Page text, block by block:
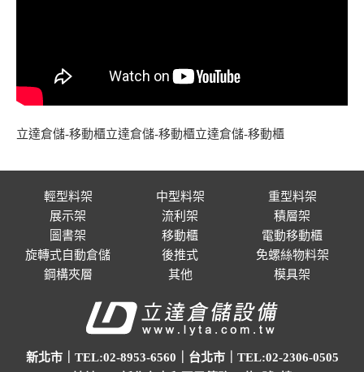
立達倉儲-移動櫃立達倉儲-移動櫃立達倉儲-移動櫃
輕型料架 中型料架
重型料架
展示架
流利架
積層架
圖書架
移動櫃
電動移動櫃
旋轉式自動倉儲
後推式
免螺絲物料架
鋼構夾層
其他 模具架
新北市｜TEL:02-8953-6560｜台北市｜TEL:02-2306-0505